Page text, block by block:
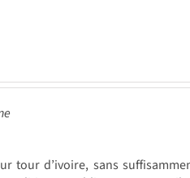
tour d’ivoire, sans